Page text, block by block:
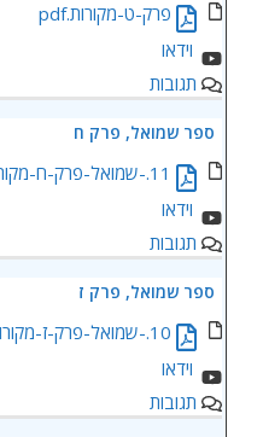
פרק-ט-מקורות.pdf
תגובות
ספר שמואל, פרק ח
11.-שמואל-פרק-ח-מקורות.pdf
תגובות
ספר שמואל, פרק ז
10.-שמואל-פרק-ז-מקורות.pdf
תגובות